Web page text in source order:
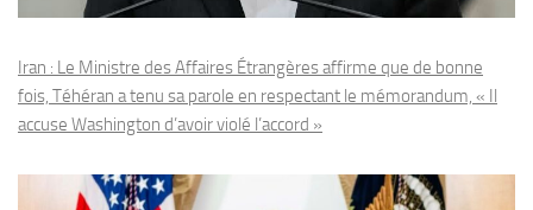
Iran : Le Ministre des Affaires Étrangères affirme que de bonne
fois, Téhéran a tenu sa parole en respectant le mémorandum, « Il
accuse Washington d’avoir violé l’accord »